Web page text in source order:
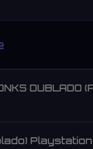
DUBLADO